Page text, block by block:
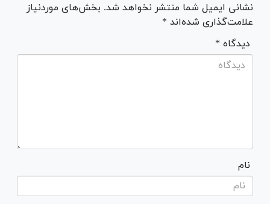
نشانی ایمیل شما منتشر نخواهد شد. بخش‌های موردنیاز
علامت‌گذاری شده‌اند *
* دیدگاه
نام